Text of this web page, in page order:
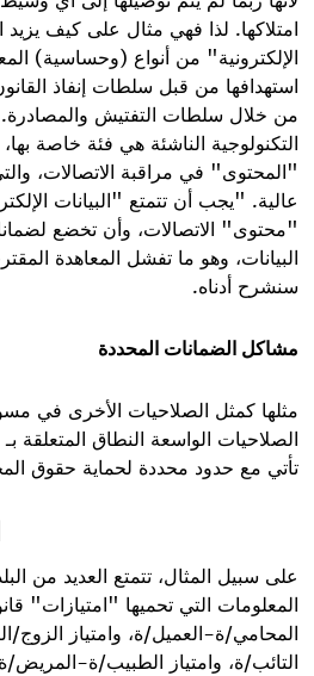
امتلاكها. لذا فهي مثال على كيف يزيد
الإلكترونية" من أنواع (وحساسية)
استهدافها من قبل سلطات إنفاذ
من خلال سلطات التفتيش والمصادرة.
التكنولوجية الناشئة هي فئة خاصة
"المحتوى" في مراقبة الاتصالات،
عالية. "يجب أن تتمتع "البيانات
"محتوى" الاتصالات، وأن تخضع
البيانات، وهو ما تفشل المعاهدة
سنشرح أدناه.
مشاكل الضمانات المحددة
مثلها كمثل الصلاحيات الأخرى في
الصلاحيات الواسعة النطاق المتعلقة بـ
تأتي مع حدود محددة لحماية حقوق
على سبيل المثال، تتمتع العديد من
المعلومات التي تحميها "امتيازات"
المحامي/ة-العميل/ة، وامتياز الزوج/
التائب/ة، وامتياز الطبيب/ة-المريض/